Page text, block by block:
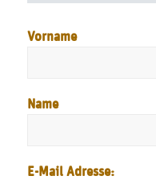
Vorname
Name
E-Mail Adresse: